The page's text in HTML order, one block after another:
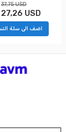
37,75 USD
27,26 USD
اضف الى سلة